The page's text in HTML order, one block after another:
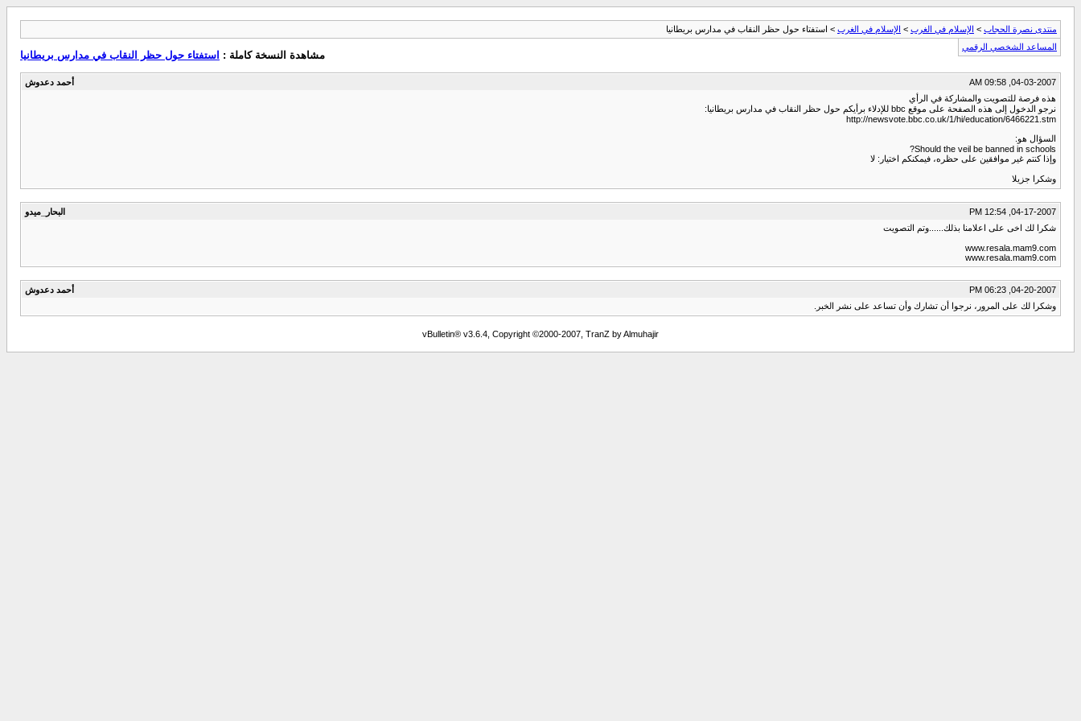
منتدى نصرة الحجاب > الإسلام في الغرب > الإسلام في الغرب > استفتاء حول حظر النقاب في مدارس بريطانيا
المساعد الشخصي الرقمي
مشاهدة النسخة كاملة : استفتاء حول حظر النقاب في مدارس بريطانيا
أحمد دعدوش
04-03-2007, 09:58 AM
هذه فرصة للتصويت والمشاركة في الرأي
نرجو الدخول إلى هذه الصفحة على موقع bbc للإدلاء برأيكم حول حظر النقاب في مدارس بريطانيا:
http://newsvote.bbc.co.uk/1/hi/education/6466221.stm
السؤال هو:
Should the veil be banned in schools?
وإذا كنتم غير موافقين على حظره، فيمكنكم اختيار: لا
وشكرا جزيلا
البحار_ميدو
04-17-2007, 12:54 PM
شكرا لك اخى على اعلامنا بذلك......وتم التصويت
www.resala.mam9.com
www.resala.mam9.com
أحمد دعدوش
04-20-2007, 06:23 PM
وشكرا لك على المرور، نرجوا أن تشارك وأن تساعد على نشر الخبر.
vBulletin® v3.6.4, Copyright ©2000-2007, TranZ by Almuhajir